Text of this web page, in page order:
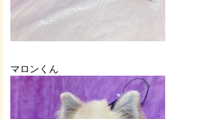
マロンくん